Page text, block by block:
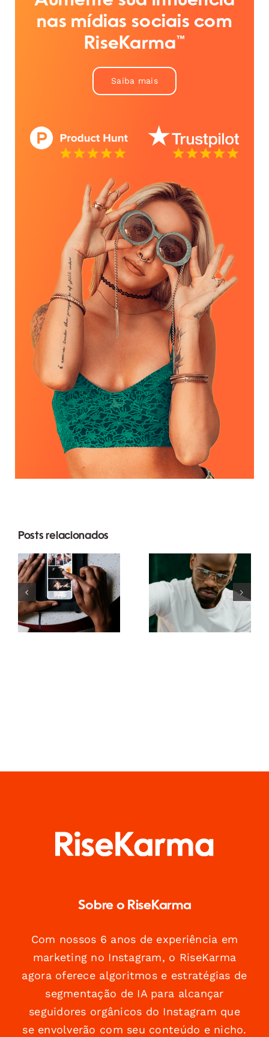
nas mídias sociais com
RiseKarma™
Saiba mais
Posts relacionados
Melhores
apps para
animar fotos
e criar posts
envolventes
no
Top 17 Dicas
Avançadas
para
Entender o
Algoritmo
Sobre o RiseKarma
Com nossos 6 anos de experiência em
marketing no Instagram, o RiseKarma
agora oferece algoritmos e estratégias de
segmentação de IA para alcançar
seguidores orgânicos do Instagram que
se envolverão com seu conteúdo e nicho.